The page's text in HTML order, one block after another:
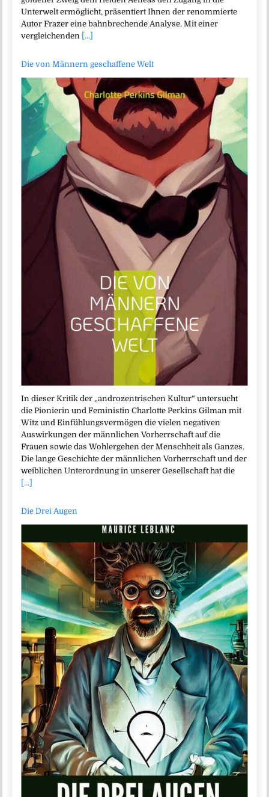
Unterwelt ermöglicht, präsentiert Ihnen der renommierte
Autor Frazer eine bahnbrechende Analyse. Mit einer
vergleichenden [...]
Die von Männern geschaffene Welt
In dieser Kritik der „androzentrischen Kultur“ untersucht
die Pionierin und Feministin Charlotte Perkins Gilman mit
Witz und Einfühlungsvermögen die vielen negativen
Auswirkungen der männlichen Vorherrschaft auf die
Frauen sowie das Wohlergehen der Menschheit als Ganzes.
Die lange Geschichte der männlichen Vorherrschaft und der
weiblichen Unterordnung in unserer Gesellschaft hat die
[...]
Die Drei Augen